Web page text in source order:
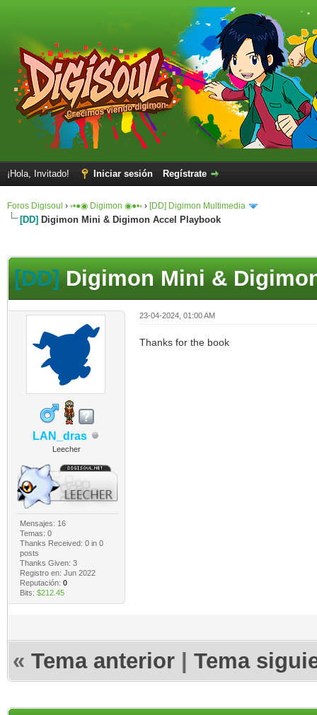
¡Hola, Invitado! Iniciar sesión Regístrate
Foros Digisoul › ◦•●◉ Digimon ◉●•◦ › [DD] Digimon Multimedia
[DD] Digimon Mini & Digimon Accel Playbook
[DD]Digimon Mini &
LAN_dras
Leecher
Mensajes: 16
Temas: 0
Thanks Received: 0in 0
posts
Thanks Given: 3
Registro en: Jun 2022
Reputación: 0
Bits: $212.45
23-04-2024, 01:00 AM
Thanks for the book
« Tema anterior Tema